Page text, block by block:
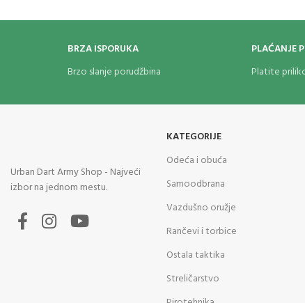
BRZA ISPORUKA
Brzo slanje porudžbina
PLAĆANJE
Platite
Urban Dart Army Shop - Najveći
izbor na jednom mestu.
KATEGORIJE
Odeća i obuća
Samoodbrana
Vazdušno oružje
Rančevi i torbice
Ostala taktika
Streličarstvo